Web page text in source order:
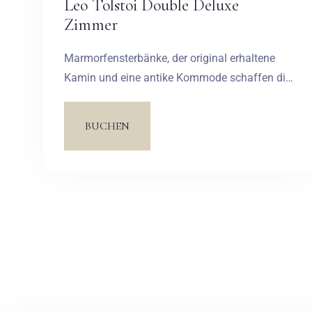
Leo Tolstoi Double Deluxe
Zimmer
Marmorfensterbänke, der original erhaltene
Kamin und eine antike Kommode schaffen die
BUCHEN